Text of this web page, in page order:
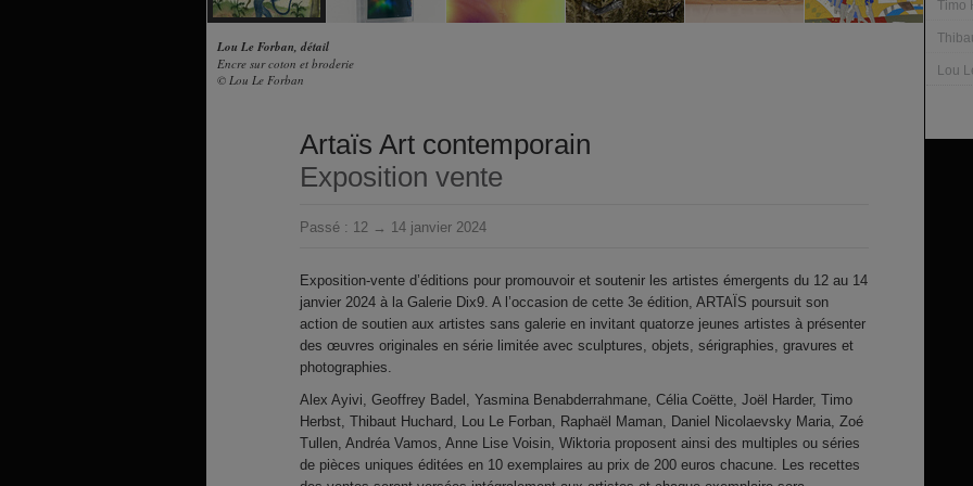
Lou Le Forban, détail
Encre sur coton et broderie
© Lou Le Forban
Artaïs Art contemporain
Exposition vente
Passé : 12 → 14 janvier 2024
Exposition-vente d’éditions pour promouvoir et soutenir les artistes émergents du 12 au 14
janvier 2024 à la Galerie Dix9. A l’occasion de cette 3e édition, ARTAÏS poursuit son
action de soutien aux artistes sans galerie en invitant quatorze jeunes artistes à présenter
des œuvres originales en série limitée avec sculptures, objets, sérigraphies, gravures et
photographies.
Alex Ayivi, Geoffrey Badel, Yasmina Benabderrahmane, Célia Coëtte, Joël Harder, Timo
Herbst, Thibaut Huchard, Lou Le Forban, Raphaël Maman, Daniel Nicolaevsky Maria, Zoé
Tullen, Andréa Vamos, Anne Lise Voisin, Wiktoria proposent ainsi des multiples ou séries
de pièces uniques éditées en 10 exemplaires au prix de 200 euros chacune. Les recettes
Timo
Lou